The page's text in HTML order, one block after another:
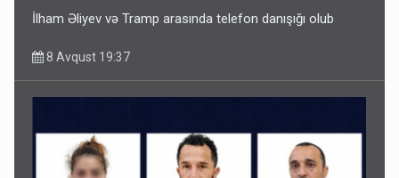
İlham Əliyev və Tramp arasında telefon danışığı olub
8 Avqust 19:37